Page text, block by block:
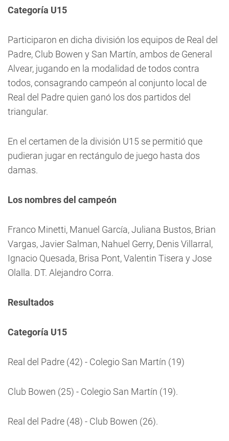
Categoría U15
Participaron en dicha división los equipos de Real del
Padre, Club Bowen y San Martín, ambos de General
Alvear, jugando en la modalidad de todos contra
todos, consagrando campeón al conjunto local de
Real del Padre quien ganó los dos partidos del
triangular.
En el certamen de la división U15 se permitió que
pudieran jugar en rectángulo de juego hasta dos
damas.
Los nombres del campeón
Franco Minetti, Manuel García, Juliana Bustos, Brian
Vargas, Javier Salman, Nahuel Gerry, Denis Villarral,
Ignacio Quesada, Brisa Pont, Valentin Tisera y Jose
Olalla. DT. Alejandro Corra.
Resultados
Categoría U15
Real del Padre (42) - Colegio San Martín (19)
Club Bowen (25) - Colegio San Martín (19).
Real del Padre (48) - Club Bowen (26).